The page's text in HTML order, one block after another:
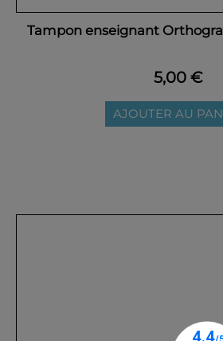
Tampon enseignant
5,00 €
AJOUTER AU